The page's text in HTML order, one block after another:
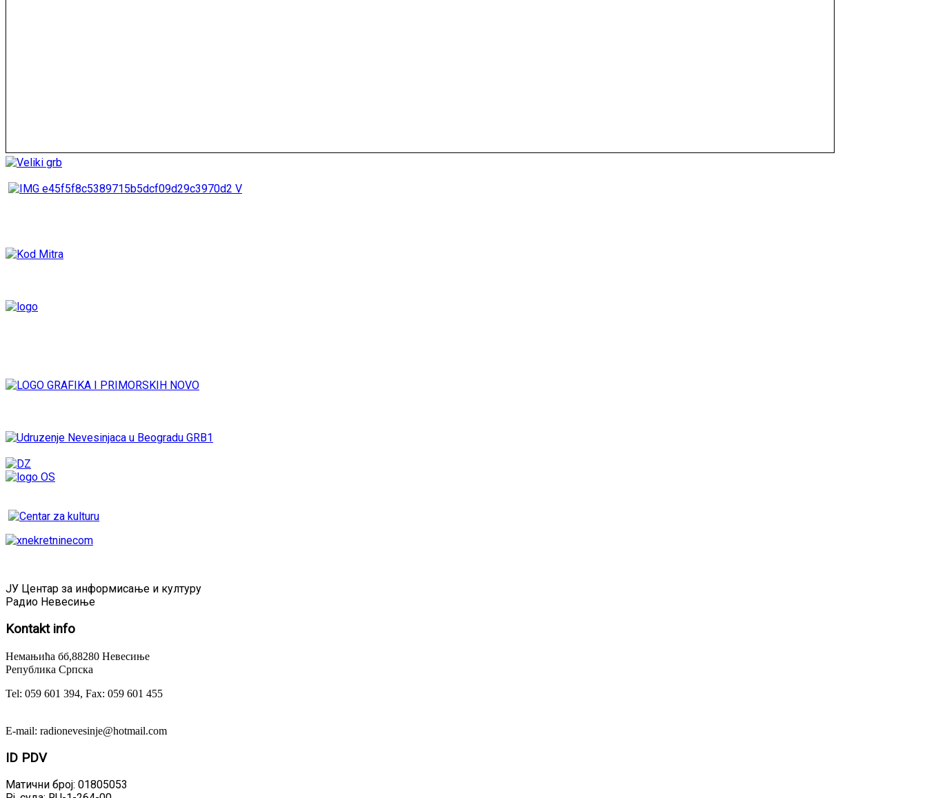
ЈУ Центар за информисање и културу
Радио Невесиње
Kontaktinfo
Немањића бб,88280 Невесиње
Република Српска
Tel: 059 601 394, Fax: 059 601 455
E-mail: radionevesinje@hotmail.com
ID PDV
Матични број: 01805053